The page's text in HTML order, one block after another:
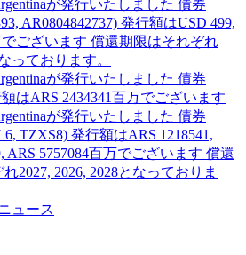
が発行いたしました 債券
AR0804842737) 発行額はUSD 499,
ございます 償還期限はそれぞれ
っております。
が発行いたしました 債券
はARS 2434341百万でございます
が発行いたしました 債券
TZXS8) 発行額はARS 1218541,
ARS 5757084百万でございます 償還
2027, 2026, 2028となっておりま
ュース